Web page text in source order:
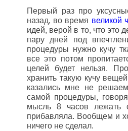
Первый раз про
назад, во время великой
идей, верой в то, что это
пару дней под
процедуры нужно кучу
все это потом
целей будет нельзя.
хранить такую кучу
казались мне не
самой процедуры,
мысль 8 часов лежать
прибавляла. Вообщем и
ничего не сделал.